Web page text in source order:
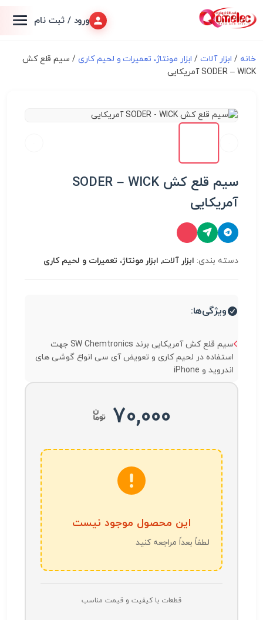
ورود / ثبت نام
خانه / ابزار آلات/ ابزار مونتاژ، تعميرات و لحیم کاری/ سیم قلع کش
SODER – WICK آمریکایی
سیم قلع کش SODER – WICK
آمریکایی
دسته بندی: ابزار آلات, ابزار مونتاژ، تعميرات و لحیم کاری
ویژگی‌ها:
سیم قلع کش آمریکایی برند SW Chemtronics جهت
استفاده در لحیم کاری و تعویض آی سی انواع گوشی های
اندروید و iPhone
70,000
این محصول موجود نیست
لطفاً بعداً مراجعه کنید
قطعات با کیفیت و قیمت مناسب